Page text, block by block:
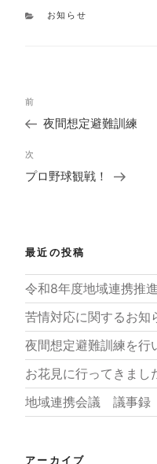
カ
お知らせ
稿
ナ
ゲ
シ
過
去
の
投
稿
前
夜間想定避難訓練
次
の
投
次
プロ野球観戦！
最近の投稿
令和8年度地域連携推
苦情対応に関するお知
夜間想定避難訓練を行
お花見に行ってきまし
地域連携会議 議事録
アーカイブ